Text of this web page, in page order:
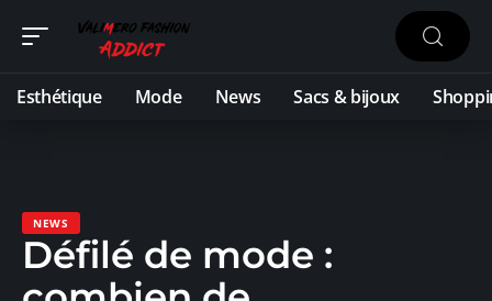
Esthétique Mode News Sacs & bijoux
NEWS
Défilé de mode :